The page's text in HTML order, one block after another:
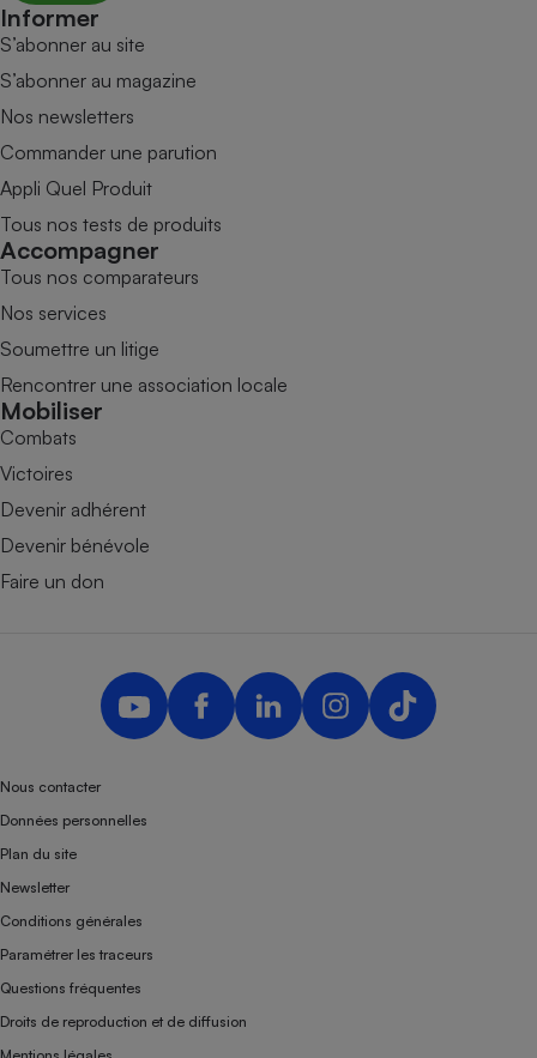
Informer
S’abonner au site
S’abonner au magazine
Nos newsletters
Commander une parution
Appli Quel Produit
Tous nos tests de produits
Accompagner
Tous nos comparateurs
Nos services
Soumettre un litige
Rencontrer une association locale
Mobiliser
Combats
Victoires
Devenir adhérent
Devenir bénévole
Faire un don
Nous contacter
Données personnelles
Plan du site
Newsletter
Conditions générales
Paramétrer les traceurs
Questions fréquentes
Droits de reproduction et de diffusion